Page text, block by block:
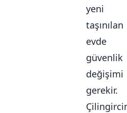
yeni
taşınılan
evde
güvenlik
değişimi
gerekir.